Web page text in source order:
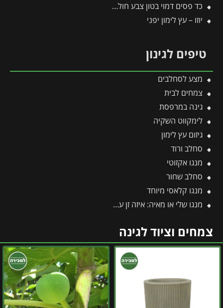
כד פסים דמוי בטון צבע חול | מידות 78×67.5 ס״מ
יוזו – עץ לימון יפני
טיפים לגינון
מצע לסחלבים
צמחים לבית
גינה במרפסת
לימקווט השקיה
גיזום עץ לימון
סחלב ורוד
מנגו אקזוטי
סחלב שחור
מנגו קלאסי מיוחד
מנגו שלי או מאיה: איזה זן עדיף לגדל ואיזה פחות מומלץ?
צמחים וציוד לגינה